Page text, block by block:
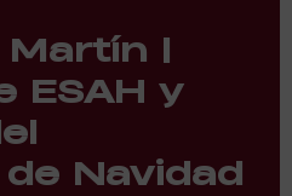
Martín |
ESAH y
Navidad